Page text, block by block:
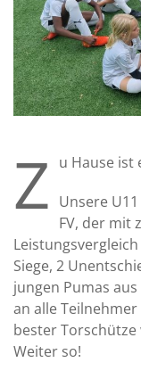
Z u Hause ist
Unsere
FV, der mit
Siege, 2
jungen Pumas
an alle
bester
Weiter so!